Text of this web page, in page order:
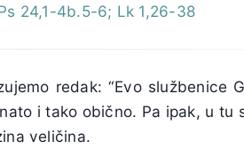
24,1-4b.5-6; Lk 1,26-38
redak: “Evo službenice
i tako obično. Pa ipak, u tu
veličina.